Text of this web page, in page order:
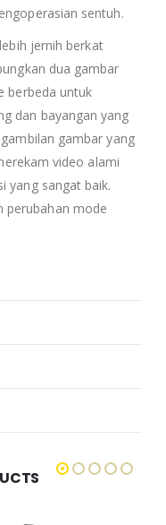
sentuh.
jernih berkat
dua gambar
berbeda untuk
dan bayangan yang
gambar yang
video alami
yang sangat baik.
perubahan mode